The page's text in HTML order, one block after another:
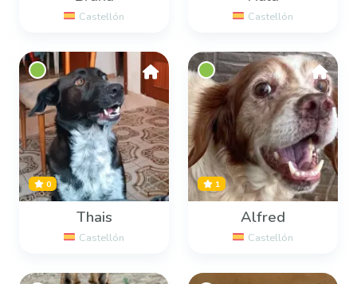
Castellón Castellón
0
Thais
Castellón
1
Alfred
Castellón